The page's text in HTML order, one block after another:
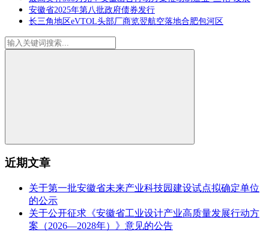
安徽省2025年第八批政府债券发行
长三角地区eVTOL头部厂商览翌航空落地合肥包河区
近期文章
关于第一批安徽省未来产业科技园建设试点拟确定单位
的公示
关于公开征求《安徽省工业设计产业高质量发展行动方
案（2026—2028年）》意见的公告